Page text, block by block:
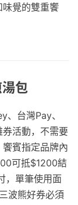
覺的雙重饗
包
台灣Pay、
活動，不需要
賓指定品牌內
可抵$1200結
，單筆使用面
波熊好券必須